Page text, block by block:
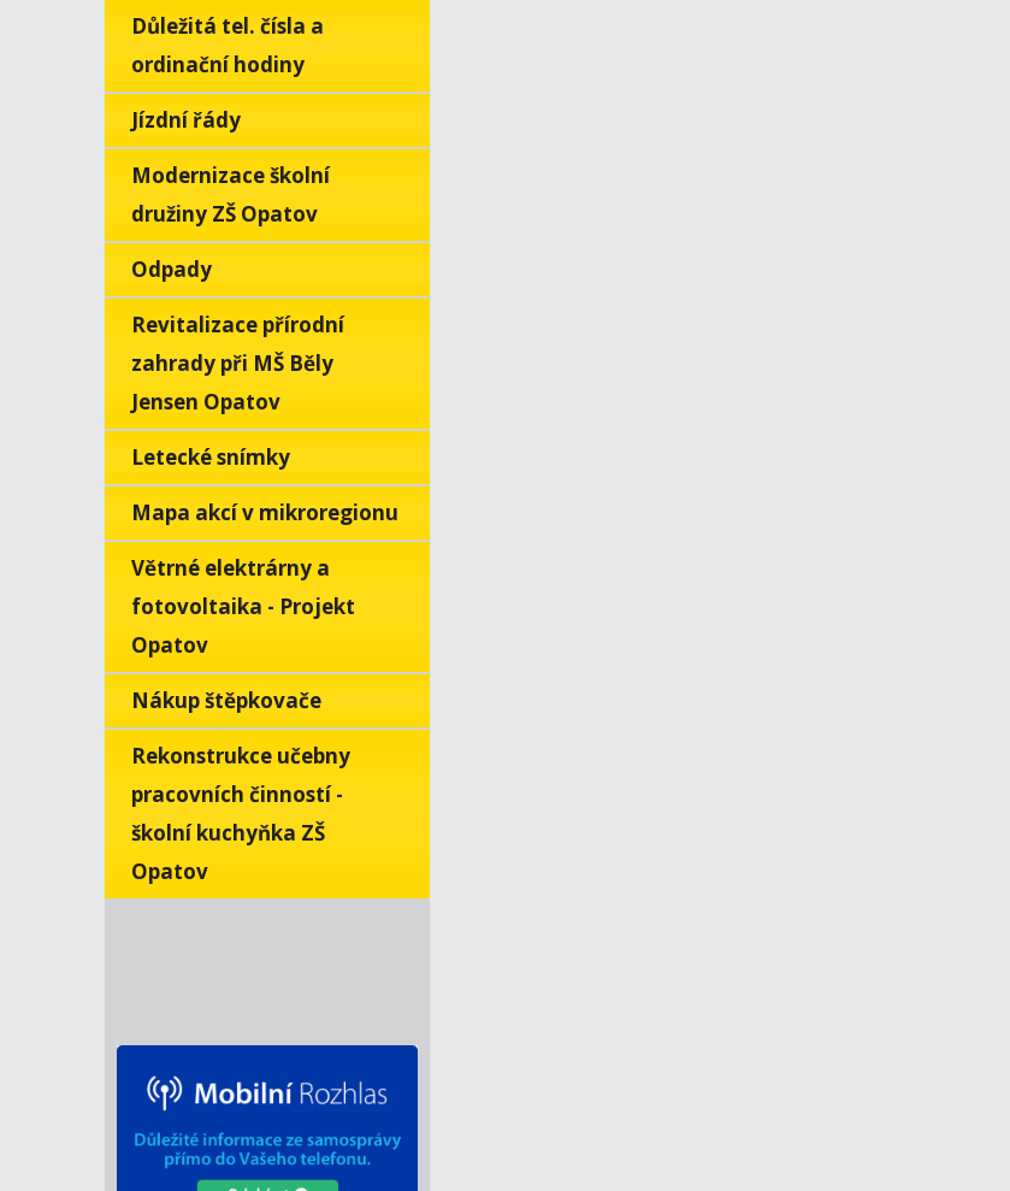
Důležitá tel. čísla a
ordinační hodiny
Jízdní řády
Modernizace školní
družiny ZŠ Opatov
Odpady
Revitalizace přírodní
zahrady při MŠ Běly
Jensen Opatov
Letecké snímky
Mapa akcí v mikroregionu
Větrné elektrárny a
fotovoltaika - Projekt
Opatov
Nákup štěpkovače
Rekonstrukce učebny
pracovních činností -
školní kuchyňka ZŠ
Opatov